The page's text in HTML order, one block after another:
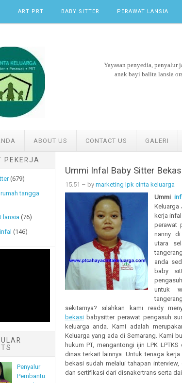
ART PRT BABY SITTER PERAWAT LANSIA
Yayasan penyedia, penyalur
anak bayi balita lansia
ABOUT US CONTACT US GALERI
PEKERJA
(679)
tangga
lansia (76)
(146)
Penyalur
Pembantu
Ummi Infal Baby Sitter
15.51 – by marketing lpk cinta keluarga
Ummi
Keluarga
kerja
perawat
nanny
utara
anda
baby
untuk
sekitarnya? silahkan kami ready
bekasibabysitter perawat pengasuh
keluarga anda. Kami adalah
Keluarga yang ada di Semarang. Kami
hukum PT, mengantongi ijin LPK
dinas terkait lainnya. Untuk tenaga
bekasi sudah melalui tahapan
dan sertifikasi dari disnakertrans serta